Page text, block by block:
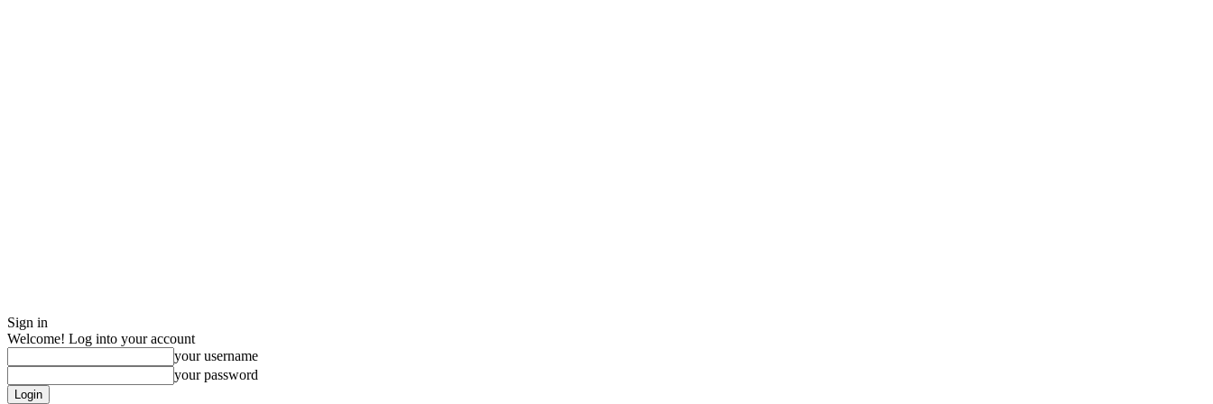
Sign in
Welcome! Log into your account
your username
your password